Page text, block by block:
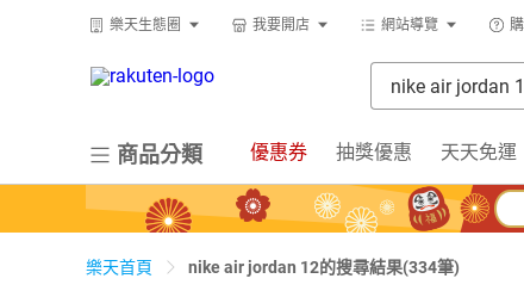
樂天生態圈 我要開店 網站導覽
商品分類 優惠券 抽獎優惠 天天免運
樂天首頁 nike air jordan 12的搜尋結果(334筆)